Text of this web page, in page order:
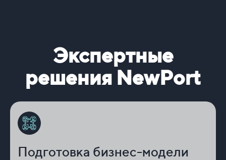
Экспертные
решения NewPort
Подготовка бизнес-модели